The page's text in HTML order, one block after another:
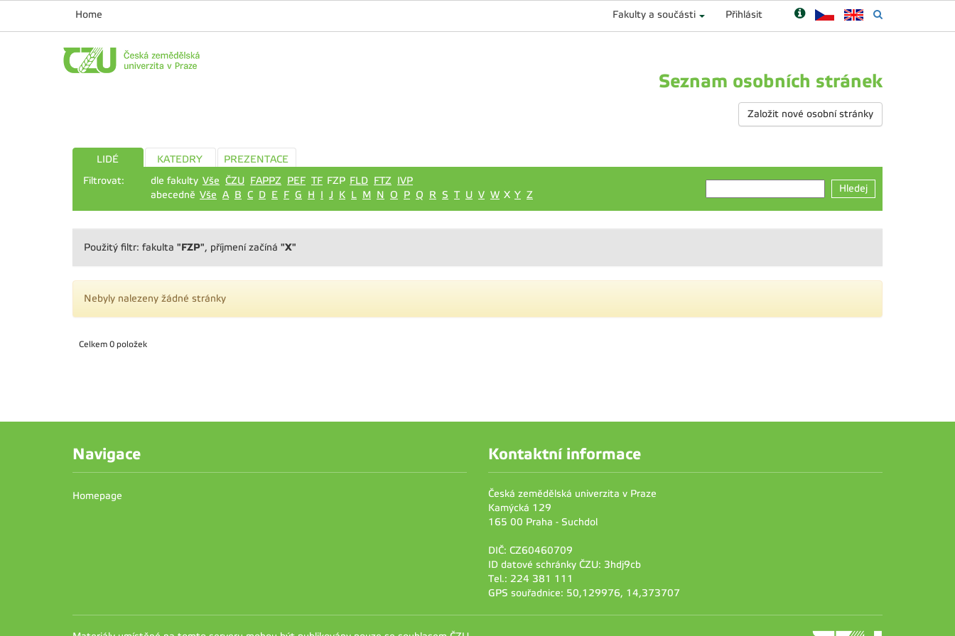
Home Fakulty a součásti Přihlásit
Seznam osobních stránek
Založit nové osobní stránky
LIDÉ KATEDRY
PREZENTACE
Filtrovat:
dle fakulty Vše ČZU FAPPZ PEF TF FZP FLD FTZ IVP
abecedně Vše A B C D E F G H I J K L M N O P Q R S T U V W X Y Z
Hledej
Použitý filtr: fakulta "FZP", příjmení začíná "X"
Nebyly nalezeny žádné stránky
Celkem 0 položek
Navigace
Homepage
Kontaktní informace
Česká zemědělská univerzita v Praze
Kamýcká 129
165 00 Praha - Suchdol
DIČ: CZ60460709
ID datové schránky ČZU: 3hdj9cb
Tel.: 224 381 111
GPS souřadnice: 50,129976, 14,373707